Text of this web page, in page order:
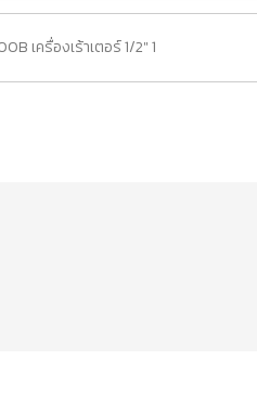
เครื่องเร้าเตอร์ 1/2" 1